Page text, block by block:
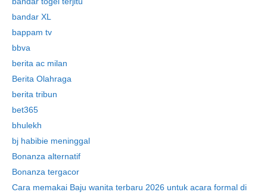
bandar XL
bappam tv
bbva
berita ac milan
Berita Olahraga
berita tribun
bet365
bhulekh
bj habibie meninggal
Bonanza alternatif
Bonanza tergacor
Cara memakai Baju wanita terbaru 2026 untuk acara formal di